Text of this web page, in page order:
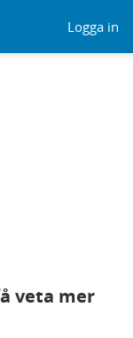
Logga in
veta mer